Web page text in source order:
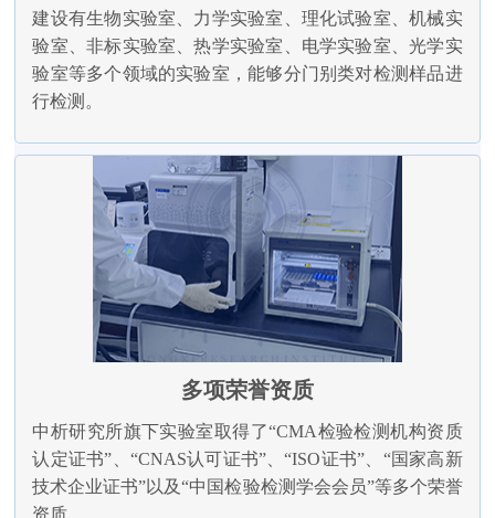
建设有生物实验室、力学实验室、理化试验室、机械实
验室、非标实验室、热学实验室、电学实验室、光学实
验室等多个领域的实验室，能够分门别类对检测样品进
行检测。
多项荣誉资质
中析研究所旗下实验室取得了“CMA检验检测机构资质
认定证书”、“CNAS认可证书”、“ISO证书”、“国家高新
技术企业证书”以及“中国检验检测学会会员”等多个荣誉